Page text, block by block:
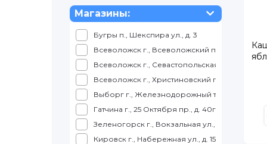
Магазины:
Бугры п., Шекспира ул., д. 3
Всеволожск г., Всеволожский пр., д. 57
Всеволожск г., Севастопольская ул., д. 2, корп.
Всеволожск г., Христиновский пр., д. 26
Выборг г., Железнодорожный т., д. 4, ТРК
Гатчина г., 25 Октября пр., д. 40г, корп. 1
Зеленогорск г., Вокзальная ул., д. 7, ТЦ
Кировск г., Набережная ул., д. 15, ТРК